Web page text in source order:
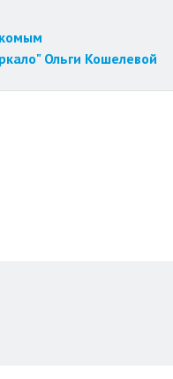
Ольги Кошелевой